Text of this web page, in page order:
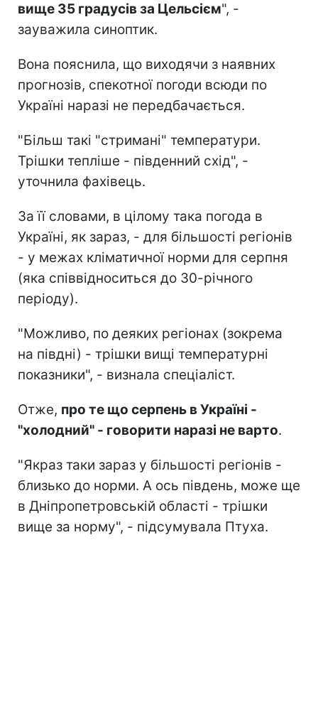
вище 35 градусів за Цельсієм", -
зауважила синоптик.
Вона пояснила, що виходячи з наявних
прогнозів, спекотної погоди всюди по
Україні наразі не передбачається.
"Більш такі "стримані" температури.
Трішки тепліше - південний схід", -
уточнила фахівець.
За її словами, в цілому така погода в
Україні, як зараз, - для більшості регіонів
- у межах кліматичної норми для серпня
(яка співвідноситься до 30-річного
періоду).
"Можливо, по деяких регіонах (зокрема
на півдні) - трішки вищі температурні
показники", - визнала спеціаліст.
Отже, про те що серпень в Україні -
"холодний" - говорити наразі не варто.
"Якраз таки зараз у більшості регіонів -
близько до норми. А ось південь, може ще
в Дніпропетровській області - трішки
вище за норму", - підсумувала Птуха.